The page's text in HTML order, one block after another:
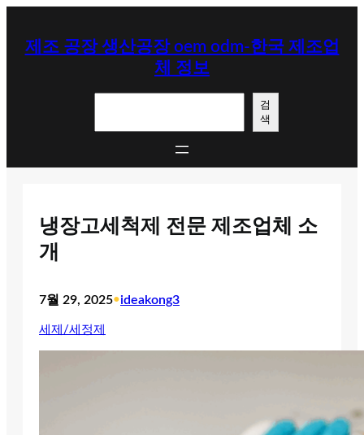
제조 공장 생산공장 oem odm-한국 제조업
체 정보
검
색
냉장고세척제 전문 제조업체 소
개
7월 29, 2025•ideakong3
세제/세정제